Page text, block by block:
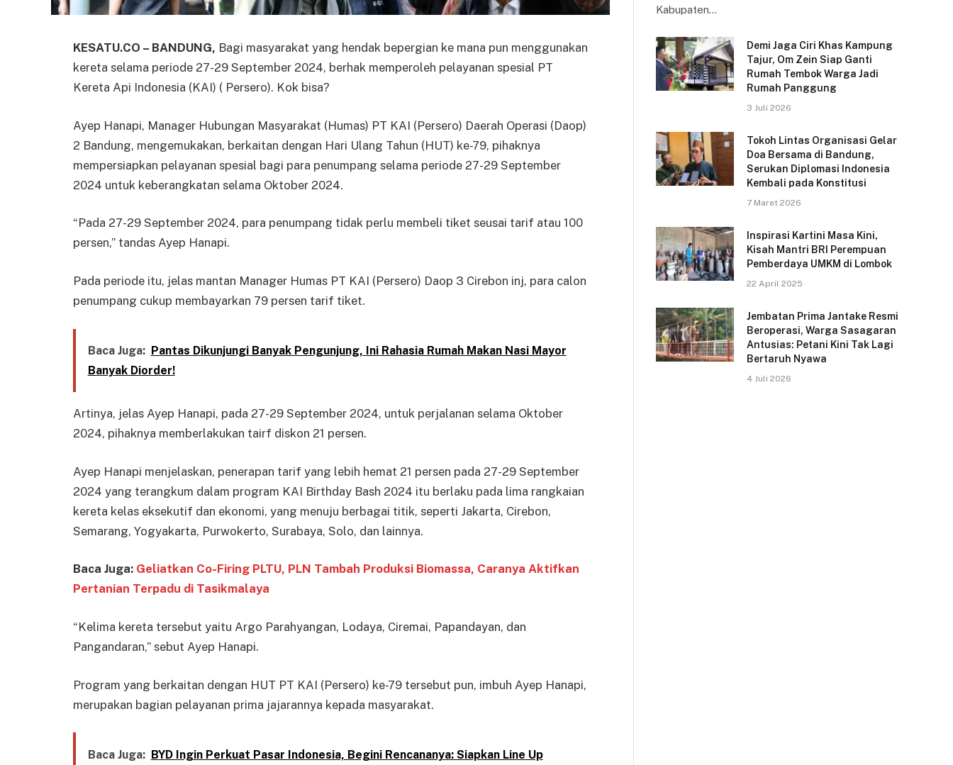
KESATU.CO – BANDUNG, Bagi masyarakat yang hendak bepergian ke mana pun menggunakan
kereta selama periode 27-29 September 2024, berhak memperoleh pelayanan spesial PT
Kereta Api Indonesia (KAI) ( Persero). Kok bisa?
Ayep Hanapi, Manager Hubungan Masyarakat (Humas) PT KAI (Persero) Daerah Operasi (Daop)
2 Bandung, mengemukakan, berkaitan dengan Hari Ulang Tahun (HUT) ke-79, pihaknya
mempersiapkan pelayanan spesial bagi para penumpang selama periode 27-29 September
2024 untuk keberangkatan selama Oktober 2024.
“Pada 27-29 September 2024, para penumpang tidak perlu membeli tiket seusai tarif atau 100
persen,” tandas Ayep Hanapi.
Pada periode itu, jelas mantan Manager Humas PT KAI (Persero) Daop 3 Cirebon inj, para calon
penumpang cukup membayarkan 79 persen tarif tiket.
Baca Juga: Pantas Dikunjungi Banyak Pengunjung, Ini Rahasia Rumah Makan Nasi Mayor
Banyak Diorder!
Artinya, jelas Ayep Hanapi, pada 27-29 September 2024, untuk perjalanan selama Oktober
2024, pihaknya memberlakukan tairf diskon 21 persen.
Ayep Hanapi menjelaskan, penerapan tarif yang lebih hemat 21 persen pada 27-29 September
2024 yang terangkum dalam program KAI Birthday Bash 2024 itu berlaku pada lima rangkaian
kereta kelas eksekutif dan ekonomi, yang menuju berbagai titik, seperti Jakarta, Cirebon,
Semarang, Yogyakarta, Purwokerto, Surabaya, Solo, dan lainnya.
Baca Juga: Geliatkan Co-Firing PLTU, PLN Tambah Produksi Biomassa, Caranya Aktifkan
Pertanian Terpadu di Tasikmalaya
“Kelima kereta tersebut yaitu Argo Parahyangan, Lodaya, Ciremai, Papandayan, dan
Pangandaran,” sebut Ayep Hanapi.
Program yang berkaitan dengan HUT PT KAI (Persero) ke-79 tersebut pun, imbuh Ayep Hanapi,
merupakan bagian pelayanan prima jajarannya kepada masyarakat.
Baca Juga: BYD Ingin Perkuat Pasar Indonesia, Begini Rencananya: Siapkan Line Up
Kabupaten…
Demi Jaga Ciri Khas Kampung
Tajur, Om Zein Siap Ganti
Rumah Tembok Warga Jadi
Rumah Panggung
3 Juli 2026
Tokoh Lintas Organisasi Gelar
Doa Bersama di Bandung,
Serukan Diplomasi Indonesia
Kembali pada Konstitusi
7 Maret 2026
Inspirasi Kartini Masa Kini,
Kisah Mantri BRI Perempuan
Pemberdaya UMKM di Lombok
22 April 2025
Jembatan Prima Jantake Resmi
Beroperasi, Warga Sasagaran
Antusias: Petani Kini Tak Lagi
Bertaruh Nyawa
4 Juli 2026